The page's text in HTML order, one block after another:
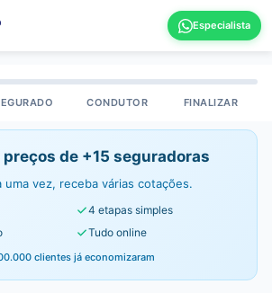
CONDUTOR FINALIZAR
preços de +15 seguradoras
uma vez, receba várias cotações.
4 etapas simples
Tudo online
clientes já economizaram